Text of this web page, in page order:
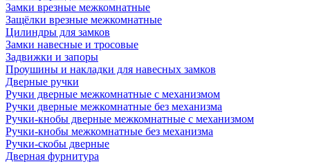
Замки врезные межкомнатные
Защёлки врезные межкомнатные
Цилиндры для замков
Замки навесные и тросовые
Задвижки и запоры
Проушины и накладки для навесных замков
Дверные ручки
Ручки дверные межкомнатные с механизмом
Ручки дверные межкомнатные без механизма
Ручки-кнобы дверные межкомнатные с механизмом
Ручки-кнобы межкомнатные без механизма
Ручки-скобы дверные
Дверная фурнитура